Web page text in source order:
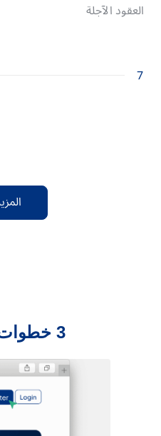
العقود الآجلة
7
3 خطوات سهلة